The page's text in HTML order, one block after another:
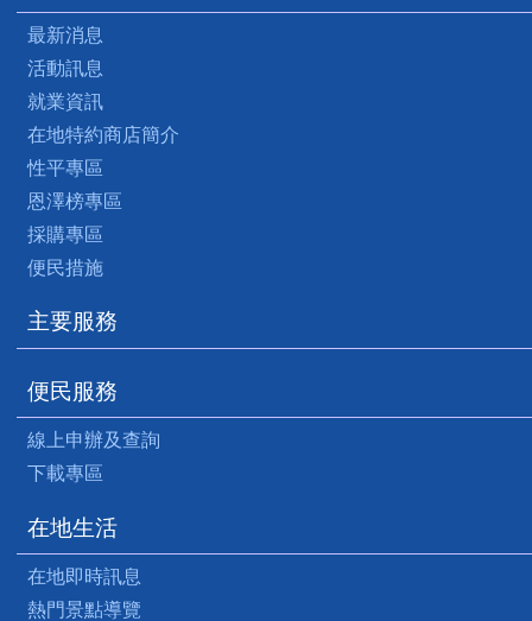
最新消息
活動訊息
就業資訊
在地特約商店簡介
性平專區
恩澤榜專區
採購專區
便民措施
主要服務
便民服務
線上申辦及查詢
下載專區
在地生活
在地即時訊息
熱門景點導覽